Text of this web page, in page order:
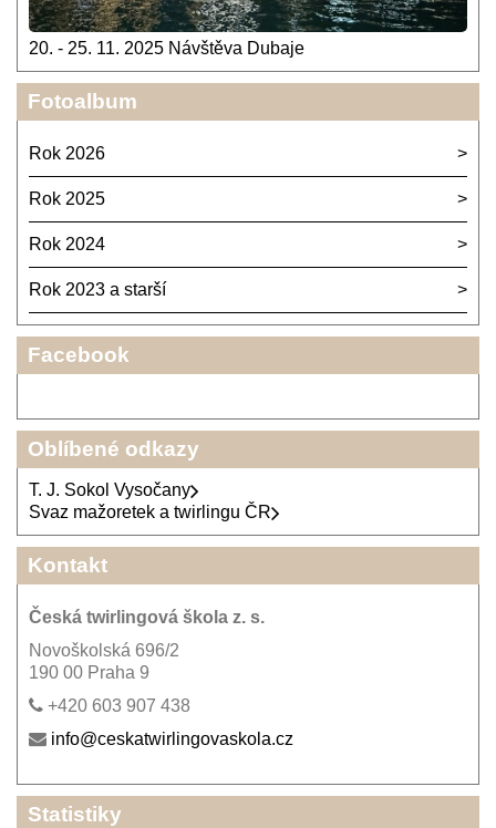
20. - 25. 11. 2025 Návštěva Dubaje
Fotoalbum
Rok 2026
Rok 2025
Rok 2024
Rok 2023 a starší
Facebook
Oblíbené odkazy
T. J. Sokol Vysočany
Svaz mažoretek a twirlingu ČR
Kontakt
Česká twirlingová škola z. s.
Novoškolská 696/2
190 00 Praha 9
+420 603 907 438
info@ceskatwirlingovaskola.cz
Statistiky